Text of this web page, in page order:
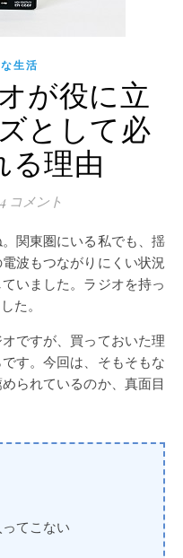
生活
が役に立
として必
る理由
4 コメント
波もつながりにくい状況
いました。ラジオを持っ
た。
ですが、買っておいた理
す。今回は、そもそもな
られているのか、真面目
てこない